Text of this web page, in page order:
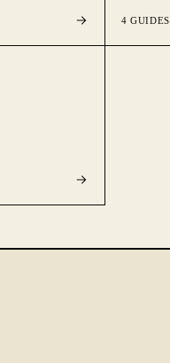
4 GUIDES